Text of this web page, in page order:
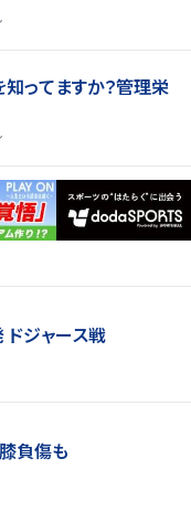
知ってますか？管理栄
ドジャース戦
負傷も